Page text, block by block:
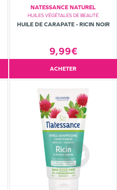
NATESSANCE NATUREL
HUILES VÉGÉTALES DE BEAUTÉ
HUILE DE CARAPATE - RICIN NOIR
9,99€
ACHETER